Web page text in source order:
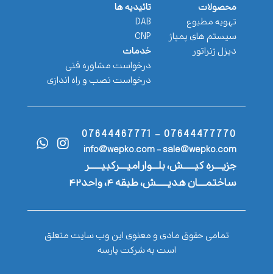
محصولات
تهویه مطبوع
سیستم های پمپاژ
دیزل ژنراتور
تائیدیه ها
DAB
CNP
خدمات
درخواست مشاوره فنی
درخواست نصب و راه اندازی
07644477770 - 07644467771
info@wepko.com - sale@wepko.com
جزیــــره کیــــــش، بلـــوار امیــــرکبیــــــر
ساختمــــان هدیــــــش، طبقه ۴، واحد۴۲
تمامی حقوق مادی و معنوی این وب سایت متعلق
است به شرکت پارسه